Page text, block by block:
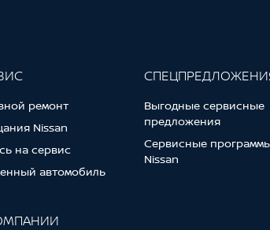
ремонт
Nissan
на сервис
автомобиль
Выгодные сервисные
предложения
Сервисные
Nissan